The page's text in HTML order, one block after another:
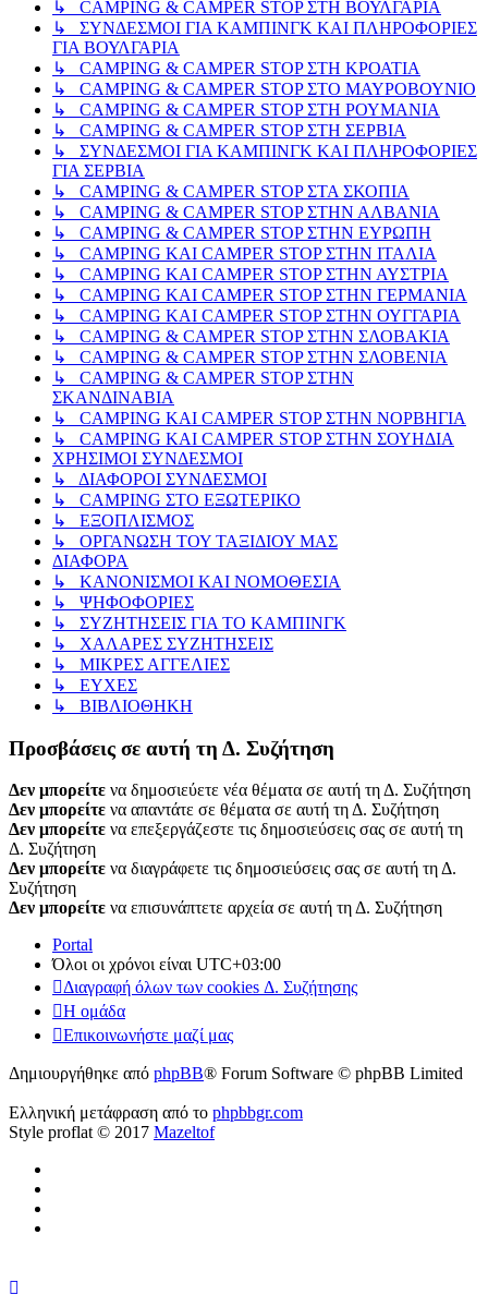
↳ CAMPING & CAMPER STOP ΣΤΗ ΒΟΥΛΓΑΡΙΑ
↳ ΣΥΝΔΕΣΜΟΙ ΓΙΑ ΚΑΜΠΙΝΓΚ ΚΑΙ ΠΛΗΡΟΦΟΡΙΕΣ
ΓΙΑ ΒΟΥΛΓΑΡΙΑ
↳ CAMPING & CAMPER STOP ΣΤΗ ΚΡΟΑΤΙΑ
↳ CAMPING & CAMPER STOP ΣΤΟ ΜΑΥΡΟΒΟΥΝΙΟ
↳ CAMPING & CAMPER STOP ΣΤΗ ΡΟΥΜΑΝΙΑ
↳ CAMPING & CAMPER STOP ΣΤΗ ΣΕΡΒΙΑ
↳ ΣΥΝΔΕΣΜΟΙ ΓΙΑ ΚΑΜΠΙΝΓΚ ΚΑΙ ΠΛΗΡΟΦΟΡΙΕΣ
ΓΙΑ ΣΕΡΒΙΑ
↳ CAMPING & CAMPER STOP ΣΤΑ ΣΚΟΠΙΑ
↳ CAMPING & CAMPER STOP ΣΤΗΝ ΑΛΒΑΝΙΑ
↳ CAMPING & CAMPER STOP ΣΤΗΝ ΕΥΡΩΠΗ
↳ CAMPING KAI CAMPER STOP ΣΤΗΝ ΙΤΑΛΙΑ
↳ CAMPING KAI CAMPER STOP ΣΤΗΝ ΑΥΣΤΡΙΑ
↳ CAMPING KAI CAMPER STOP ΣΤΗΝ ΓΕΡΜΑΝΙΑ
↳ CAMPING KAI CAMPER STOP ΣΤΗΝ ΟΥΓΓΑΡΙΑ
↳ CAMPING & CAMPER STOP ΣΤΗΝ ΣΛΟΒΑΚΙΑ
↳ CAMPING & CAMPER STOP ΣΤΗΝ ΣΛΟΒΕΝΙΑ
↳ CAMPING & CAMPER STOP ΣΤΗΝ
ΣΚΑΝΔΙΝΑΒΙΑ
↳ CAMPING KAI CAMPER STOP ΣΤΗΝ ΝΟΡΒΗΓΙΑ
↳ CAMPING KAI CAMPER STOP ΣΤΗΝ ΣΟΥΗΔΙΑ
ΧΡΗΣΙΜΟΙ ΣΥΝΔΕΣΜΟΙ
↳ ΔΙΑΦΟΡΟΙ ΣΥΝΔΕΣΜΟΙ
↳ CAMPING ΣΤΟ ΕΞΩΤΕΡΙΚΟ
↳ ΕΞΟΠΛΙΣΜΟΣ
↳ ΟΡΓΑΝΩΣΗ ΤΟΥ ΤΑΞΙΔΙΟΥ ΜΑΣ
ΔΙΑΦΟΡΑ
↳ ΚΑΝΟΝΙΣΜΟΙ ΚΑΙ ΝΟΜΟΘΕΣΙΑ
↳ ΨΗΦΟΦΟΡΙΕΣ
↳ ΣΥΖΗΤΗΣΕΙΣ ΓΙΑ ΤΟ ΚΑΜΠΙΝΓΚ
↳ ΧΑΛΑΡΕΣ ΣΥΖΗΤΗΣΕΙΣ
↳ ΜΙΚΡΕΣ ΑΓΓΕΛΙΕΣ
↳ ΕΥΧΕΣ
↳ ΒΙΒΛΙΟΘΗΚΗ
Προσβάσεις σε αυτή τη Δ. Συζήτηση
Δεν μπορείτε να δημοσιεύετε νέα θέματα σε αυτή τη Δ. Συζήτηση
Δεν μπορείτε να απαντάτε σε θέματα σε αυτή τη Δ. Συζήτηση
Δεν μπορείτε να επεξεργάζεστε τις δημοσιεύσεις σας σε αυτή τη
Δ. Συζήτηση
Δεν μπορείτε να διαγράφετε τις δημοσιεύσεις σας σε αυτή τη Δ.
Συζήτηση
Δεν μπορείτε να επισυνάπτετε αρχεία σε αυτή τη Δ. Συζήτηση
Portal
Όλοι οι χρόνοι είναι UTC+03:00
Διαγραφή όλων των cookies Δ. Συζήτησης
Η ομάδα
Επικοινωνήστε μαζί μας
Δημιουργήθηκε από phpBB® Forum Software © phpBB Limited
Ελληνική μετάφραση από το phpbbgr.com
Style proflat © 2017 Mazeltof